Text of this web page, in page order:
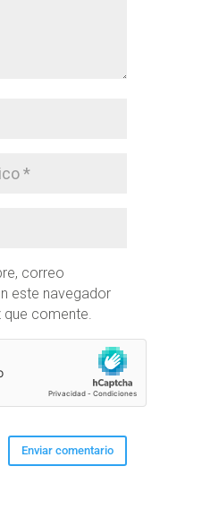
correo
este navegador
que comente.